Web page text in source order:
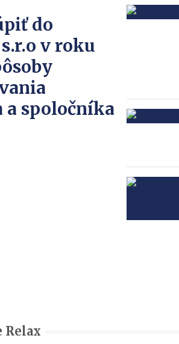
do
v roku
a spoločníka
Relax